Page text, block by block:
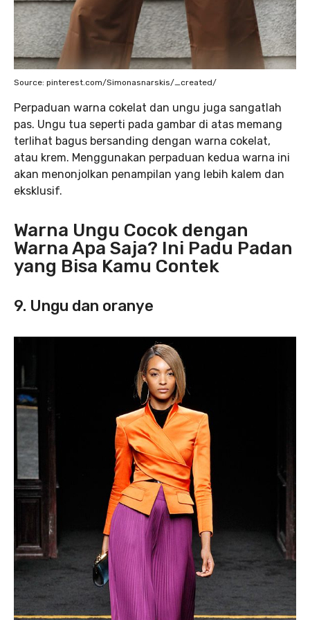
Source: pinterest.com/Simonasnarskis/_created/
Perpaduan warna cokelat dan ungu juga sangatlah
pas. Ungu tua seperti pada gambar di atas memang
terlihat bagus bersanding dengan warna cokelat,
atau krem. Menggunakan perpaduan kedua warna ini
akan menonjolkan penampilan yang lebih kalem dan
eksklusif.
Warna Ungu Cocok dengan
Warna Apa Saja? Ini Padu Padan
yang Bisa Kamu Contek
9. Ungu dan oranye